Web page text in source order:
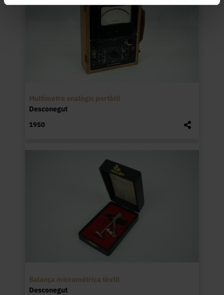
Multímetre analògic portàtil
Desconegut
1950
Balança micromètrica tèxtil
Desconegut